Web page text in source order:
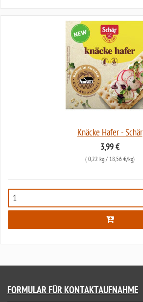
Knäcke Hafer - Schär
3,99 €
( 0,22 kg/ 18,56 €/kg)
FORMULAR FÜR KONTAKTAUFNAHME